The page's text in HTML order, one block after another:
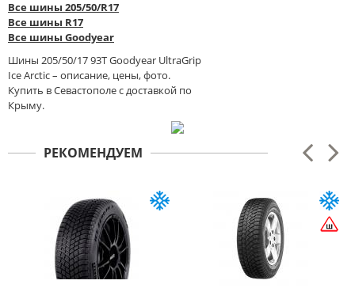
Все шины 205/50/R17
Все шины R17
Все шины Goodyear
Шины 205/50/17 93T Goodyear UltraGrip
Ice Arctic – описание, цены, фото.
Купить в Севастополе с доставкой по
Крыму.
РЕКОМЕНДУЕМ